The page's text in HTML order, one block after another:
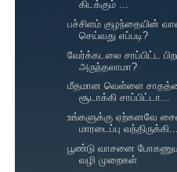
கிடக்கும் ...
பச்சிளம் குழந்தையின்
செய்வது எப்படி?
வேர்க்கடலை சாப்பிட்ட
அருந்தலாமா?
மீதமான வெள்ளை
சூடாக்கி சாப்பிட்டா...
உங்களுக்கு ஏற்கனவே
மாரடைப்பு வந்திருக்கி...
பூண்டு வாசனை
வழி முறைகள்